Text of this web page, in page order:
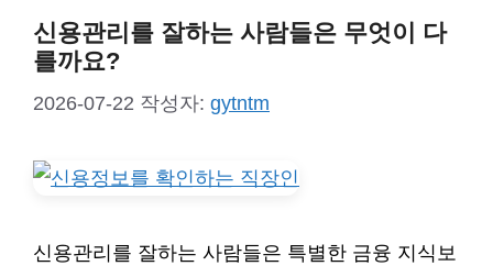
신용관리를 잘하는 사람들은 무엇이 다
를까요?
2026-07-22 작성자: gytntm
신용관리를 잘하는 사람들은 특별한 금융 지식보